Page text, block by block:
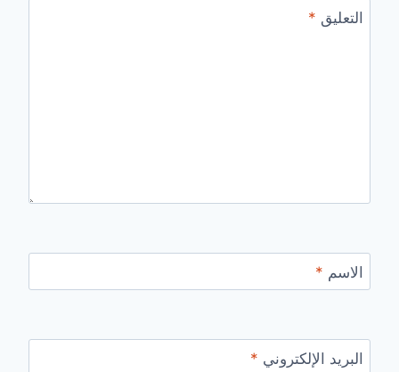
التعليق *
الاسم *
البريد الإلكتروني *